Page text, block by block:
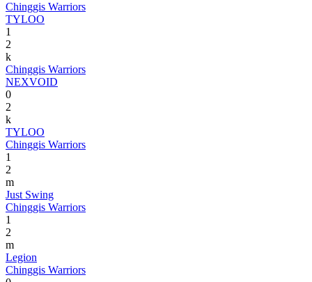
Chinggis Warriors
TYLOO
1
2
k
Chinggis Warriors
NEXVOID
0
2
k
TYLOO
Chinggis Warriors
1
2
m
Just Swing
Chinggis Warriors
1
2
m
Legion
Chinggis Warriors